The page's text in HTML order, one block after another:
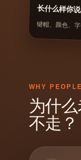
长什么样你
键帽、颜色、
WHY
为什
不走？